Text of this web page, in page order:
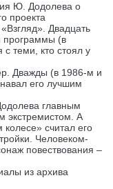
Ю. Додолева о
проекта
Двадцать
программы (в
с теми, кто стоял у
Дважды (в 1986-м и
его лучшим
главным
экстремистом. А
считал его
Человеком-
повествования –
из архива